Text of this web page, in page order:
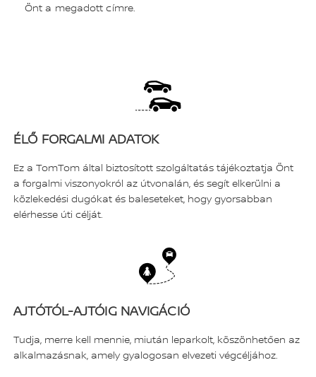
Önt a megadott címre.
ÉLŐ FORGALMI ADATOK
Ez a TomTom által biztosított szolgáltatás tájékoztatja Önt
a forgalmi viszonyokról az útvonalán, és segít elkerülni a
közlekedési dugókat és baleseteket, hogy gyorsabban
elérhesse úti célját.
AJTÓTÓL-AJTÓIG NAVIGÁCIÓ
Tudja, merre kell mennie, miután leparkolt, köszönhetően az
alkalmazásnak, amely gyalogosan elvezeti végcéljához.